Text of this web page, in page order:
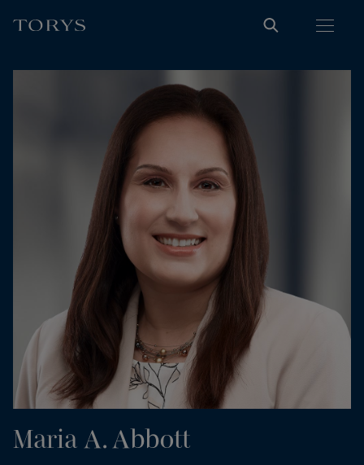
Maria A. Abbott